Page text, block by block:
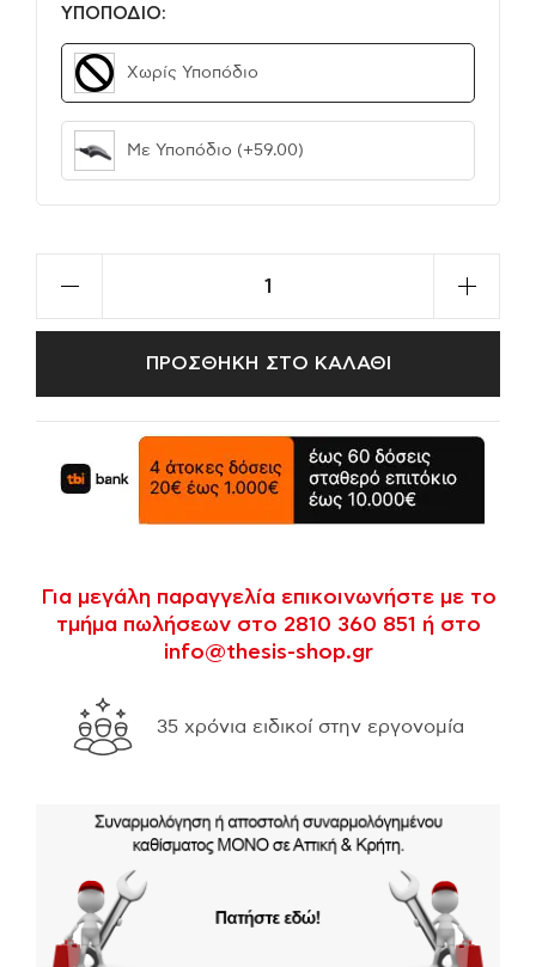
ΥΠΟΠΟΔΙΟ:
Χωρίς Υποπόδιο
Με Υποπόδιο (+59.00)
ΠΡΟΣΘΗΚΗ ΣΤΟ ΚΑΛΑΘΙ
Για μεγάλη παραγγελία επικοινωνήστε με το
τμήμα πωλήσεων στο 2810 360 851 ή στο
info@thesis-shop.gr
Δυνατότητα